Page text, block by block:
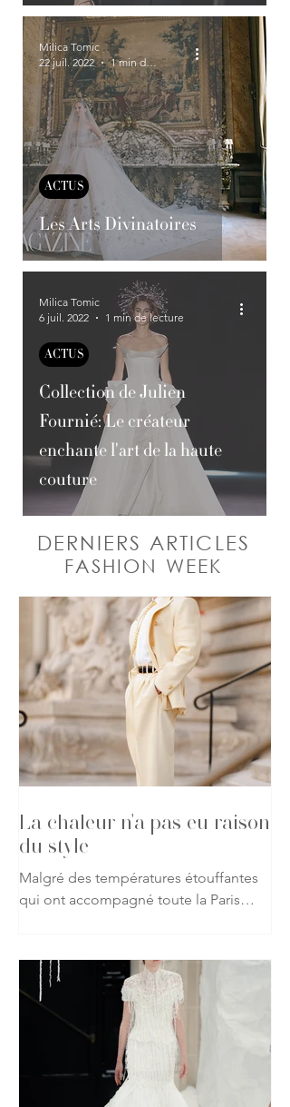
Les Arts Divinatoires
ACTUS
Milica Tomic
22 juil. 2022
1 min de lecture
Collection de Julien
Fournié: Le créateur
enchante l'art de la haute
couture
ACTUS
Milica Tomic
6 juil. 2022
1 min de lecture
DERNIERS ARTICLES
FASHION WEEK
La chaleur n'a pas eu raison
du style
Malgré des températures étouffantes
qui ont accompagné toute la Paris
ont répondu présent, affichant leur
attachement à la création jusque dans
les rues de la capitale. Vestes, robes
spectaculaires, matières précieuses ou
silhouettes affirmées : rien n'a semblé
freiner leur envie de s'exprimer à
travers leurs tenues. À chaque sortie